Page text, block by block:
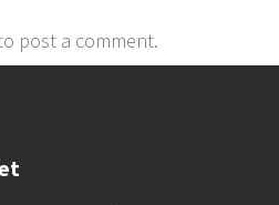
post a comment.